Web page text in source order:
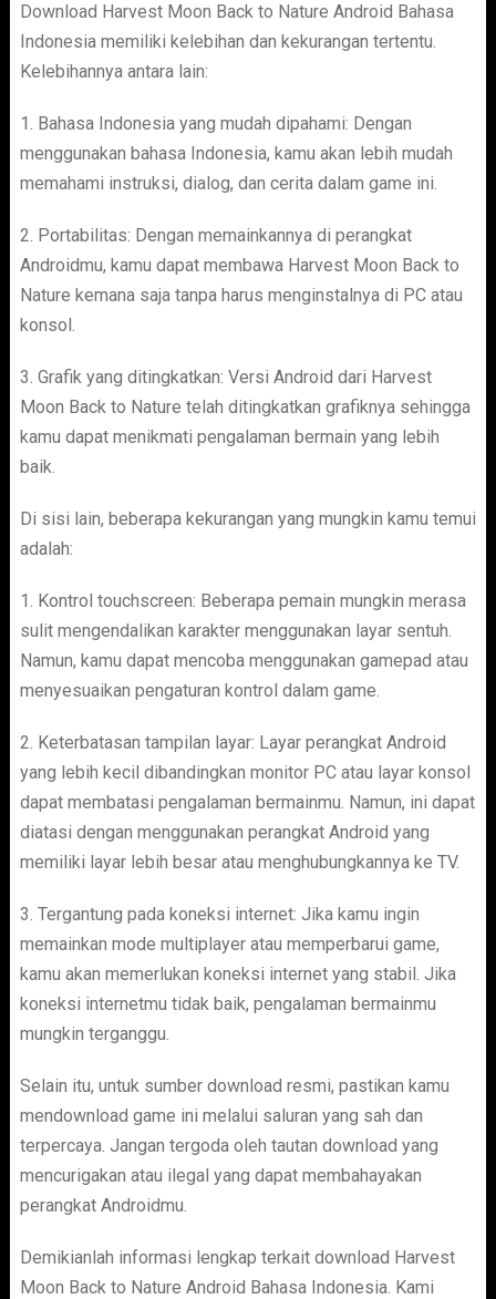
Download Harvest Moon Back to Nature Android Bahasa
Indonesia memiliki kelebihan dan kekurangan tertentu.
Kelebihannya antara lain:
1. Bahasa Indonesia yang mudah dipahami: Dengan
menggunakan bahasa Indonesia, kamu akan lebih mudah
memahami instruksi, dialog, dan cerita dalam game ini.
2. Portabilitas: Dengan memainkannya di perangkat
Androidmu, kamu dapat membawa Harvest Moon Back to
Nature kemana saja tanpa harus menginstalnya di PC atau
konsol.
3. Grafik yang ditingkatkan: Versi Android dari Harvest
Moon Back to Nature telah ditingkatkan grafiknya sehingga
kamu dapat menikmati pengalaman bermain yang lebih
baik.
Di sisi lain, beberapa kekurangan yang mungkin kamu temui
adalah:
1. Kontrol touchscreen: Beberapa pemain mungkin merasa
sulit mengendalikan karakter menggunakan layar sentuh.
Namun, kamu dapat mencoba menggunakan gamepad atau
menyesuaikan pengaturan kontrol dalam game.
2. Keterbatasan tampilan layar: Layar perangkat Android
yang lebih kecil dibandingkan monitor PC atau layar konsol
dapat membatasi pengalaman bermainmu. Namun, ini dapat
diatasi dengan menggunakan perangkat Android yang
memiliki layar lebih besar atau menghubungkannya ke TV.
3. Tergantung pada koneksi internet: Jika kamu ingin
memainkan mode multiplayer atau memperbarui game,
kamu akan memerlukan koneksi internet yang stabil. Jika
koneksi internetmu tidak baik, pengalaman bermainmu
mungkin terganggu.
Selain itu, untuk sumber download resmi, pastikan kamu
mendownload game ini melalui saluran yang sah dan
terpercaya. Jangan tergoda oleh tautan download yang
mencurigakan atau ilegal yang dapat membahayakan
perangkat Androidmu.
Demikianlah informasi lengkap terkait download Harvest
Moon Back to Nature Android Bahasa Indonesia. Kami